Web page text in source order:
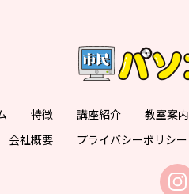
特徴 講座紹介 教室案内
会社概要
プライバシーポリシー